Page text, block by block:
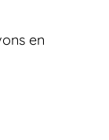
en